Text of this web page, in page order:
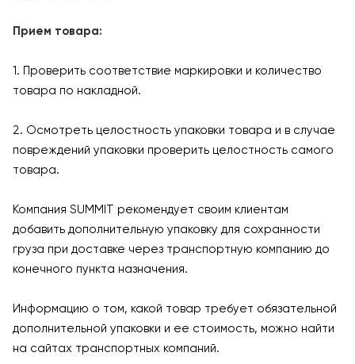
Прием товара:
1. Проверить соответствие маркировки и количество
товара по накладной.
2. Осмотреть целостность упаковки товара и в случае
повреждений упаковки проверить целостность самого
товара.
Компания SUMMIT рекомендует своим клиентам
добавить дополнительную упаковку для сохранности
груза при доставке через транспортную компанию до
конечного пункта назначения.
Информацию о том, какой товар требует обязательной
дополнительной упаковки и ее стоимость, можно найти
на сайтах транспортных компаний.